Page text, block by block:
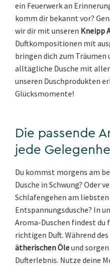
ein Feuerwerk an
komm dir bekannt vor?
wir dir mit unseren Kneipp
Duftkompositionen mit
bringen dich zum Träumen
alltägliche Dusche mit
unseren Duschprodukten
Glücksmomente!
Die passende
jede
Du kommst morgens am
Dusche in Schwung? Oder
Schlafengehen am
Entspannungsdusche? In
Aroma-Duschen findest du
richtigen Duft. Während
ätherischen Öleund
Dufterlebnis. Nutze deine